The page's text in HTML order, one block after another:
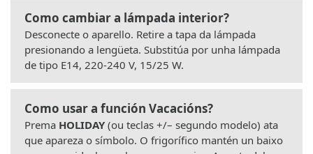
Como cambiar a lámpada interior?
Desconecte o aparello. Retire a tapa da lámpada
presionando a lengüeta. Substitúa por unha lámpada
de tipo E14, 220-240 V, 15/25 W.
Como usar a función Vacacións?
Prema HOLIDAY (ou teclas +/– segundo modelo) ata
que apareza o símbolo. O frigorífico mantén un baixo